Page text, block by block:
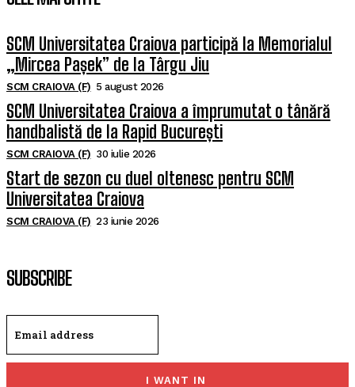
SCM Universitatea Craiova participă la Memorialul
„Mircea Pașek” de la Târgu Jiu
SCM CRAIOVA (F) 5 august 2026
SCM Universitatea Craiova a împrumutat o tânără
handbalistă de la Rapid București
SCM CRAIOVA (F) 30 iulie 2026
Start de sezon cu duel oltenesc pentru SCM
Universitatea Craiova
SCM CRAIOVA (F) 23 iunie 2026
SUBSCRIBE
I WANT IN